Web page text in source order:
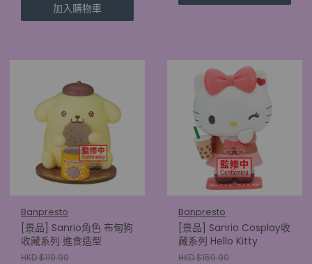
加入購物車
Banpresto
[景品] Sanrio角色 布甸狗
收藏系列 進食造型
HKD $119.90
Banpresto
[景品] Sanrio Cosplay收
藏系列 Hello Kitty
HKD $159.90